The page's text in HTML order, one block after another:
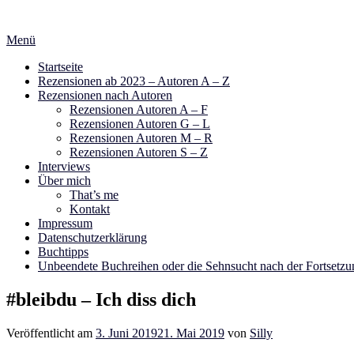
springen
Menü
Startseite
Rezensionen ab 2023 – Autoren A – Z
Rezensionen nach Autoren
Rezensionen Autoren A – F
Rezensionen Autoren G – L
Rezensionen Autoren M – R
Rezensionen Autoren S – Z
Interviews
Über mich
That’s me
Kontakt
Impressum
Datenschutzerklärung
Buchtipps
Unbeendete Buchreihen oder die Sehnsucht nach der
#bleibdu – Ich diss dich
Veröffentlicht am 3. Juni 201921. Mai 2019 von Silly